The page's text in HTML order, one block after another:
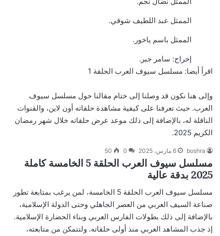
الممثل عبد اللطيف شوقي.
الممثل باسم ياخور.
إخراج: سامر جبر.
اقرأ أيضا: مسلسل سيوف العرب الحلقة 1
وإلى هنا نكون قد وصلنا إلى ختام مقالنا حول مسلسل سيوف
العرب. حيث تعرفنا على كيفية مشاهدة حلقاته أون لاين، والقنوات
الناقلة له، بالإضافة إلى ذلك موعد عرض حلقاته خلال شهر رمضان
الكريم 2025.
boshra 6 مارس، 2025 0
50
مسلسل سيوف العرب الحلقة 5 الخامسة كاملة
2025 بدقة عالية
مسلسل سيوف العرب الحلقة 5 الخامسة، لمن يرغب بمتابعة تطور
صناعة السيف العربي من العصر الجاهلي وحتى الدولة الإسلامية،
بالإضافة إلى ذلك بطولات الفارس العربي وبناء الحضارة الإسلامية.
إذ جذب المشاهد العربي منذ أولى حلقاته. ولتتمكن من متابعته،